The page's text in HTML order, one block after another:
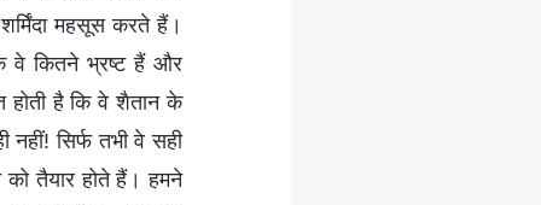
महसूस करते हैं।
वे कितने भ्रष्ट हैं और
है कि वे शैतान के
सिर्फ तभी वे सही
को तैयार होते हैं। हमने